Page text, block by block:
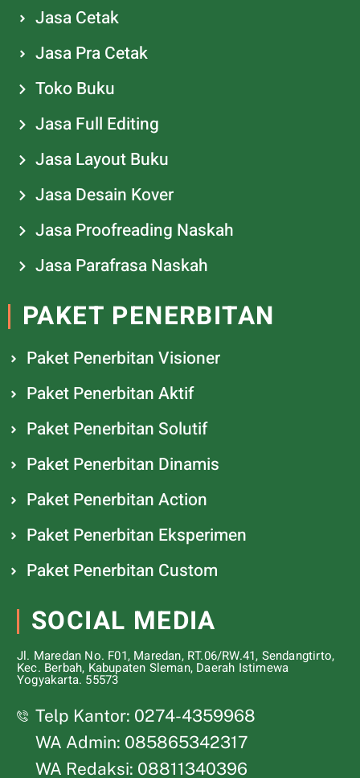
Jasa Cetak
Jasa Pra Cetak
Toko Buku
Jasa Full Editing
Jasa Layout Buku
Jasa Desain Kover
Jasa Proofreading Naskah
Jasa Parafrasa Naskah
PAKET PENERBITAN
Paket Penerbitan Visioner
Paket Penerbitan Aktif
Paket Penerbitan Solutif
Paket Penerbitan Dinamis
Paket Penerbitan Action
Paket Penerbitan Eksperimen
Paket Penerbitan Custom
SOCIAL MEDIA
Jl. Maredan No. F01, Maredan, RT.06/RW.41, Sendangtirto,
Kec. Berbah, Kabupaten Sleman, Daerah Istimewa
Yogyakarta. 55573
Telp Kantor: 0274-4359968
WA Admin: 085865342317
WA Redaksi: 08811340396